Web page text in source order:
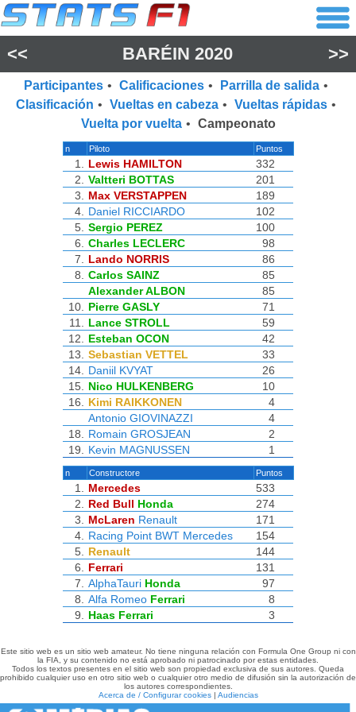
<< BARÉIN 2020 >>
Participantes • Calificaciones • Parrilla de salida •
Clasificación • Vueltas en cabeza • Vueltas rápidas •
Vuelta por vuelta • Campeonato
n Piloto Puntos
1. Lewis HAMILTON
332
2.
Valtteri BOTTAS
201
3.
Max VERSTAPPEN
189
4.
Daniel RICCIARDO
102
5. Sergio PEREZ
100
6.
Charles LECLERC
98
7.
Lando NORRIS
86
8.
Carlos SAINZ
85
Alexander ALBON
85
10.
Pierre GASLY
71
11.
Lance STROLL
59
12.
Esteban OCON
42
13.
Sebastian VETTEL
33
14.
Daniil KVYAT
26
15.
Nico HULKENBERG
10
16.
Kimi RAIKKONEN
4
Antonio GIOVINAZZI
4
18.
Romain GROSJEAN
2
19.
Kevin MAGNUSSEN 1
n Constructore Puntos
1. Mercedes
533
2.
Red Bull Honda
274
3.
McLaren Renault
171
4.
Racing Point BWT Mercedes
154
5.
Renault
144
6.
Ferrari
131
7.
AlphaTauri Honda
97
8.
Alfa Romeo Ferrari
8
9.
Haas Ferrari 3
Este sitio web es un sitio web amateur. No tiene ninguna relación con Formula One Group ni con
la FIA, y su contenido no está aprobado ni patrocinado por estas entidades.
Todos los textos presentes en el sitio web son propiedad exclusiva de sus autores. Queda
prohibido cualquier uso en otro sitio web o cualquier otro medio de difusión sin la autorización de
los autores correspondientes.
Acerca de / Configurar cookies| Audiencias